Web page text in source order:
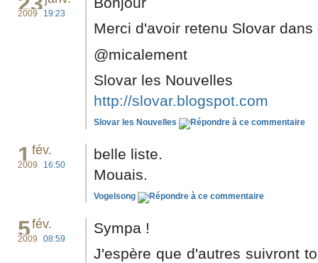
2009 19:23
Merci d'avoir retenu Slovar dans
@micalement
Slovar les Nouvelles
http://slovar.blogspot.com
Slovar les Nouvelles
1fév.
2009 16:50
belle liste.
Mouais.
Vogelsong
5fév.
2009 08:59
Sympa !
J'espère que d'autres suivront